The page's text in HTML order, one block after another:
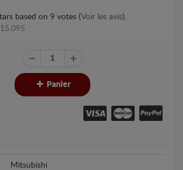
based on 9 votes (Voir les avis).
Panier
Mitsubishi